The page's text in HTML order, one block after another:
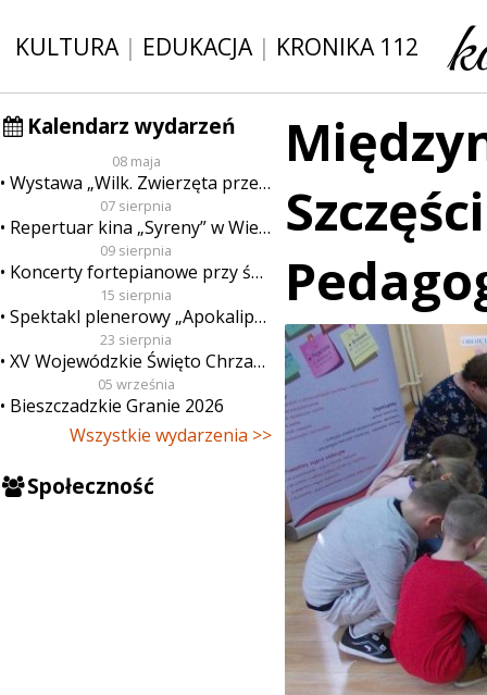
KULTURA| EDUKACJA| KRONIKA 112
Kalendarz wydarzeń
08 maja
Wystawa „Wilk. Zwierzęta przeklęte”
07 sierpnia
Repertuar kina „Syreny” w Wieluniu w dn. od 7 do 13 sierpnia
09 sierpnia
Koncerty fortepianowe przy świecach
15 sierpnia
Spektakl plenerowy „Apokalipsa”
23 sierpnia
XV Wojewódzkie Święto Chrzanu
05 września
Bieszczadzkie Granie 2026
Wszystkie wydarzenia >>
Społeczność